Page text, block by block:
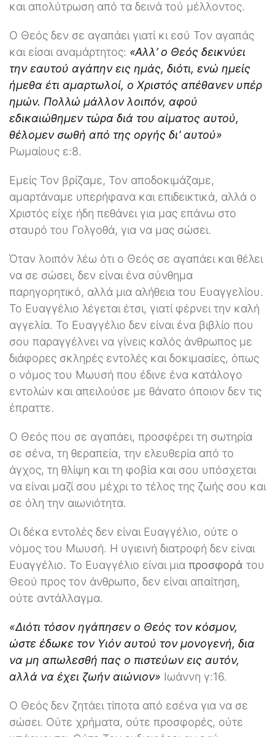
και απολύτρωση από τα δεινά τού μέλλοντος.
Ο Θεός δεν σε αγαπάει γιατί κι εσύ Τον αγαπάς
και είσαι αναμάρτητος: «Αλλ’ ο Θεός δεικνύει
την εαυτού αγάπην εις ημάς, διότι, ενώ ημείς
ήμεθα έτι αμαρτωλοί, ο Χριστός απέθανεν υπέρ
ημών. Πολλώ μάλλον λοιπόν, αφού
εδικαιώθημεν τώρα διά του αίματος αυτού,
θέλομεν σωθή από της οργής δι’ αυτού»
Ρωμαίους ε:8.
Εμείς Τον βρίζαμε, Τον αποδοκιμάζαμε,
αμαρτάναμε υπερήφανα και επιδεικτικά, αλλά ο
Χριστός είχε ήδη πεθάνει για μας επάνω στο
σταυρό του Γολγοθά, για να μας σώσει.
Όταν λοιπόν λέω ότι ο Θεός σε αγαπάει και θέλει
να σε σώσει, δεν είναι ένα σύνθημα
παρηγορητικό, αλλά μια αλήθεια του Ευαγγελίου.
Το Ευαγγέλιο λέγεται έτσι, γιατί φέρνει την καλή
αγγελία. Το Ευαγγέλιο δεν είναι ένα βιβλίο που
σου παραγγέλνει να γίνεις καλός άνθρωπος με
διάφορες σκληρές εντολές και δοκιμασίες, όπως
ο νόμος του Μωυσή που έδινε ένα κατάλογο
εντολών και απειλούσε με θάνατο όποιον δεν τις
έπραττε.
Ο Θεός που σε αγαπάει, προσφέρει τη σωτηρία
σε σένα, τη θεραπεία, την ελευθερία από το
άγχος, τη θλίψη και τη φοβία και σου υπόσχεται
να είναι μαζί σου μέχρι το τέλος της ζωής σου και
σε όλη την αιωνιότητα.
Οι δέκα εντολές δεν είναι Ευαγγέλιο, ούτε ο
νόμος του Μωυσή. Η υγιεινή διατροφή δεν είναι
Ευαγγέλιο. Το Ευαγγέλιο είναι μια προσφορά του
Θεού προς τον άνθρωπο, δεν είναι απαίτηση,
ούτε αντάλλαγμα.
«Διότι τόσον ηγάπησεν ο Θεός τον κόσμον,
ώστε έδωκε τον Υιόν αυτού τον μονογενή, δια
να μη απωλεσθή πας ο πιστεύων εις αυτόν,
αλλά να έχει ζωήν αιώνιον» Ιωάννη γ:16.
Ο Θεός δεν ζητάει τίποτα από εσένα για να σε
σώσει. Ούτε χρήματα, ούτε προσφορές, ούτε